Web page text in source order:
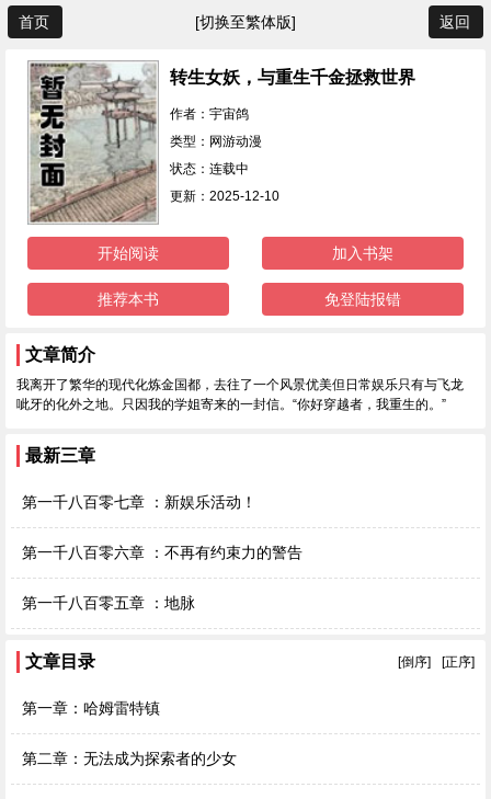
首页 [切换至繁体版] 返回
转生女妖，与重生千金拯救世界
作者：宇宙鸽
类型：网游动漫
状态：连载中
更新：2025-12-10
开始阅读 加入书架
推荐本书 免登陆报错
文章简介
我离开了繁华的现代化炼金国都，去往了一个风景优美但日常娱乐只有与飞龙
呲牙的化外之地。只因我的学姐寄来的一封信。“你好穿越者，我重生的。”
最新三章
第一千八百零七章 ：新娱乐活动！
第一千八百零六章 ：不再有约束力的警告
第一千八百零五章 ：地脉
文章目录 [正序]
[倒序]
第一章：哈姆雷特镇
第二章：无法成为探索者的少女